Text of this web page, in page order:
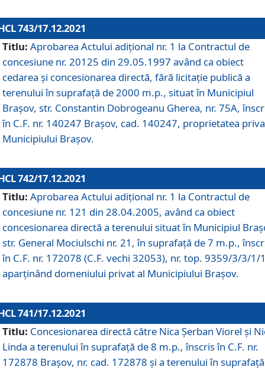
743/17.12.2021
Titlu: Aprobarea Actului adiţional nr. 1 la Contractul de
concesiune nr. 20125 din 29.05.1997 având ca obiect
cedarea și concesionarea directă, fără licitație publică a
terenului în suprafață de 2000 m.p., situat în Municipiul
Brașov, str. Constantin Dobrogeanu Gherea, nr. 75A,
în C.F. nr. 140247 Brașov, cad. 140247, proprietatea
Municipiului Brașov.
742/17.12.2021
Titlu: Aprobarea Actului adiţional nr. 1 la Contractul de
concesiune nr. 121 din 28.04.2005, având ca obiect
concesionarea directă a terenului situat în Municipiul
str. General Mociulschi nr. 21, în suprafață de 7 m.p.,
în C.F. nr. 172078 (C.F. vechi 32053), nr. top. 9359/3/3/1/
aparținând domeniului privat al Municipiului Brașov.
741/17.12.2021
Titlu: Concesionarea directă către Nica Șerban Viorel și
Linda a terenului în suprafață de 8 m.p., înscris în C.F. nr.
172878 Brașov, nr. cad. 172878 și a terenului în